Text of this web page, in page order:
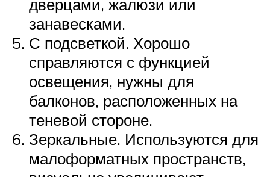
дверцами, жалюзи или
занавесками.
С подсветкой. Хорошо
справляются с функцией
освещения, нужны для
балконов, расположенных на
теневой стороне.
Зеркальные. Используются для
малоформатных пространств,